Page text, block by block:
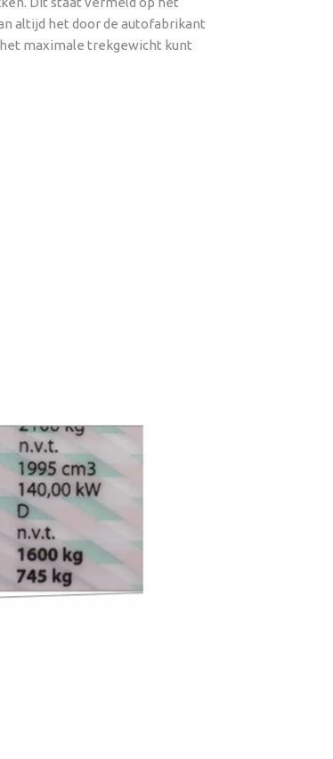
altijd het door de autofabrikant
maximale trekgewicht kunt